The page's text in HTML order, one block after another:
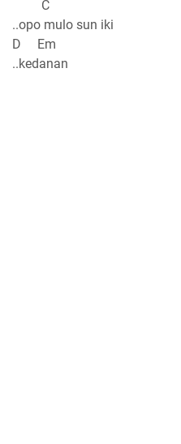
C
..opo mulo sun iki
D Em
..kedanan